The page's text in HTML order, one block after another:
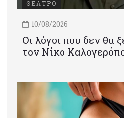
ΘΕΑΤΡΟ
10/08/2026
Οι λόγοι που δεν θα
τον Νίκο